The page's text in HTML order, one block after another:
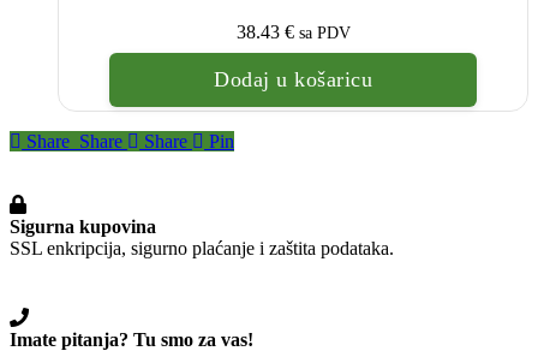
38.43 € sa PDV
Dodaj u košaricu
Share Share Share Pin
Sigurna kupovina
SSL enkripcija, sigurno plaćanje i zaštita podataka.
Imate pitanja? Tu smo za vas!